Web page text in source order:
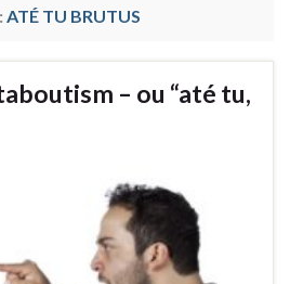
ATÉ TU BRUTUS
– ou “até tu,